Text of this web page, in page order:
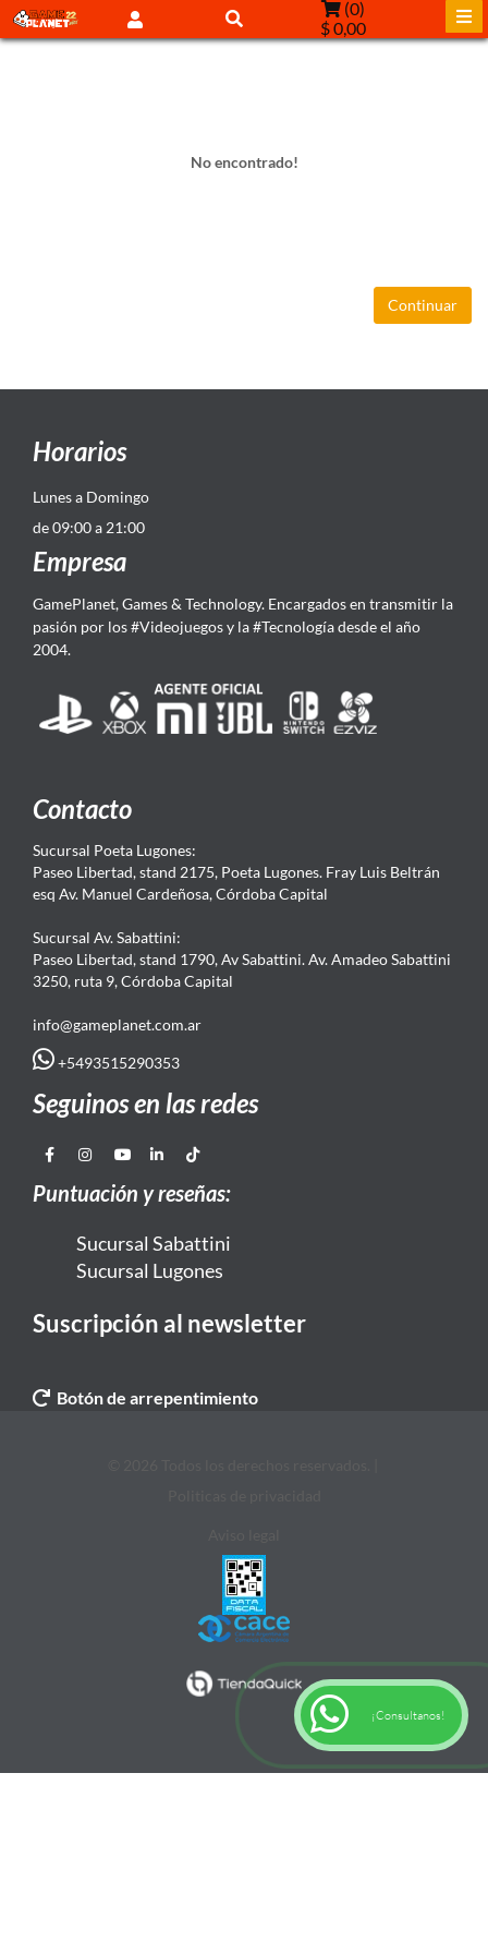
(0)
$ 0,00
No encontrado!
Continuar
Horarios
Lunes a Domingo
de 09:00 a 21:00
Empresa
GamePlanet, Games & Technology. Encargados en transmitir la
pasión por los #Videojuegos y la #Tecnología desde el año
2004.
Contacto
Sucursal Poeta Lugones:
Paseo Libertad, stand 2175, Poeta Lugones. Fray Luis Beltrán
esq Av. Manuel Cardeñosa, Córdoba Capital
Sucursal Av. Sabattini:
Paseo Libertad, stand 1790, Av Sabattini. Av. Amadeo Sabattini
3250, ruta 9, Córdoba Capital
info@gameplanet.com.ar
+5493515290353
Seguinos en las redes
Puntuación y reseñas:
Sucursal Sabattini
Sucursal Lugones
Suscripción al newsletter
Botón de arrepentimiento
¡Consultanos!